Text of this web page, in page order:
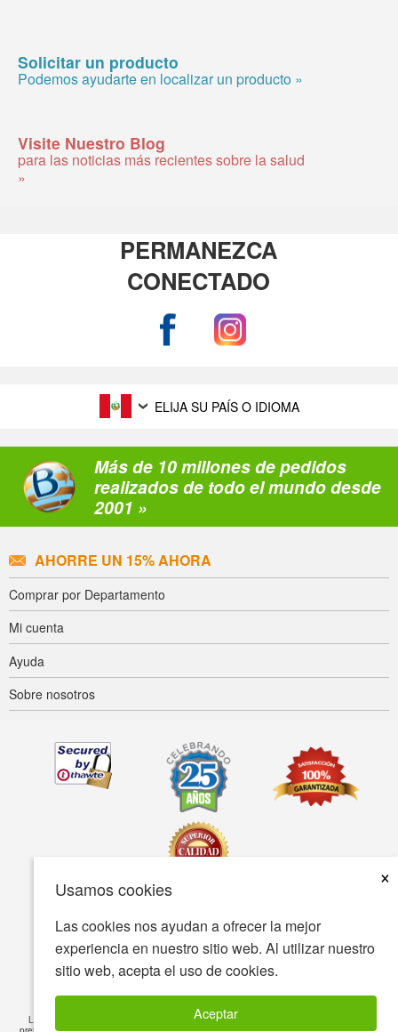
Usamos cookies
×
Las cookies nos ayudan a ofrecer la mejor
experiencia en nuestro sitio web. Al utilizar nuestro
sitio web, acepta el uso de cookies.
Aceptar
Solicitar un producto
Podemos ayudarte en localizar un producto »
Visite Nuestro Blog
para las noticias más recientes sobre la salud
»
PERMANEZCA
CONECTADO
ELIJA SU PAÍS O IDIOMA
Más de 10 millones de pedidos
realizados de todo el mundo desde
2001 »
AHORRE UN 15% AHORA
Comprar por Departamento
Mi cuenta
Ayuda
Sobre nosotros
Accesibilidad Condiciones de uso Política de privacidad
© Copyright 2001-2026 BIOVEA Todos los derechos reservados
La información proporcionada en este sitio está destinada a fines informativos y no